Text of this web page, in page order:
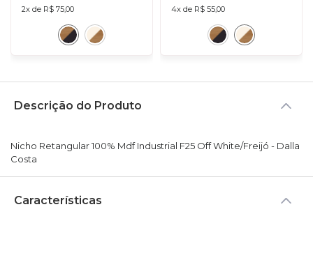
2x de R$ 75,00 4x de R$ 55,00
Descrição do Produto
Nicho Retangular 100% Mdf Industrial F25 Off White/Freijó - Dalla
Costa
Características